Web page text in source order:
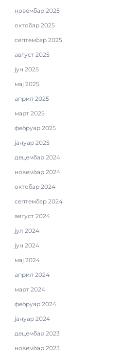
новембар 2025
октобар 2025
септембар 2025
август 2025
јун 2025
мај 2025
април 2025
март 2025
фебруар 2025
јануар 2025
децембар 2024
новембар 2024
октобар 2024
септембар 2024
август 2024
јул 2024
јун 2024
мај 2024
април 2024
март 2024
фебруар 2024
јануар 2024
децембар 2023
новембар 2023